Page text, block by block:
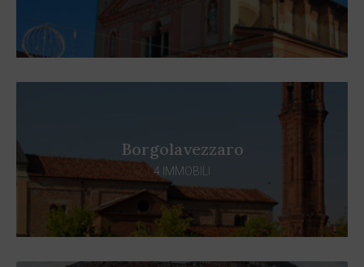
Borgolavezzaro
4 IMMOBILI